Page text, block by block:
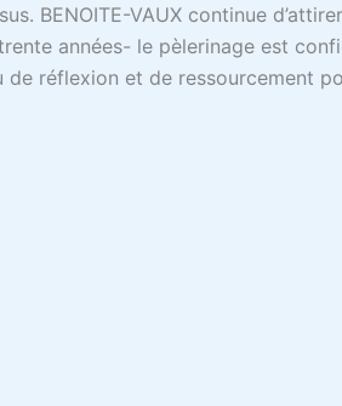
BENOITE-VAUX continue
années- le pèlerinage est
de réflexion et de ressourcement